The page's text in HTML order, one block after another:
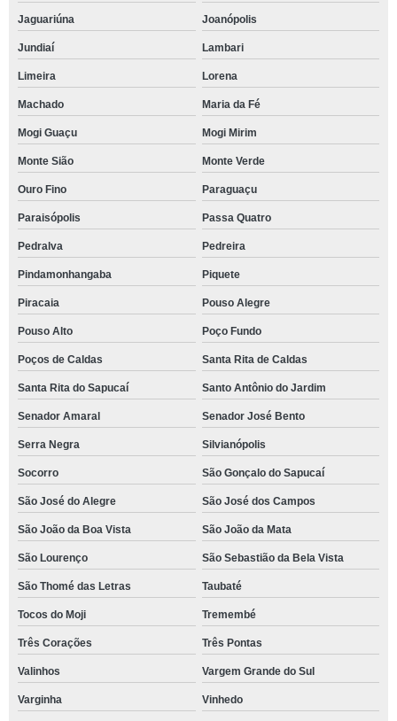
Jaguariúna Joanópolis
Jundiaí Lambari
Limeira Lorena
Machado Maria da Fé
Mogi Guaçu Mogi Mirim
Monte Sião Monte Verde
Ouro Fino Paraguaçu
Paraisópolis Passa Quatro
Pedralva Pedreira
Pindamonhangaba Piquete
Piracaia Pouso Alegre
Pouso Alto Poço Fundo
Poços de Caldas Santa Rita de Caldas
Santa Rita do Sapucaí Santo Antônio do Jardim
Senador Amaral Senador José Bento
Serra Negra Silvianópolis
Socorro São Gonçalo do Sapucaí
São José do Alegre São José dos Campos
São João da Boa Vista São João da Mata
São Lourenço São Sebastião da Bela Vista
São Thomé das Letras Taubaté
Tocos do Moji Tremembé
Três Corações Três Pontas
Valinhos Vargem Grande do Sul
Varginha Vinhedo